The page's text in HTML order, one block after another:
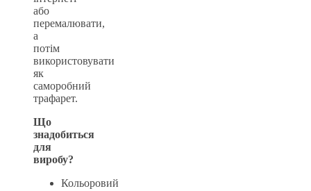
або
перемалювати,
а
потім
використовувати
як
саморобний
трафарет.
Що
знадобиться
для
виробу?
Кольоровий